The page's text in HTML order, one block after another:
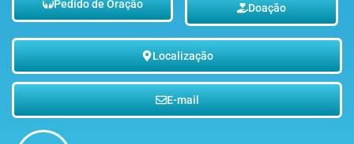
Pedido de Oração Doação
Localização
E-mail